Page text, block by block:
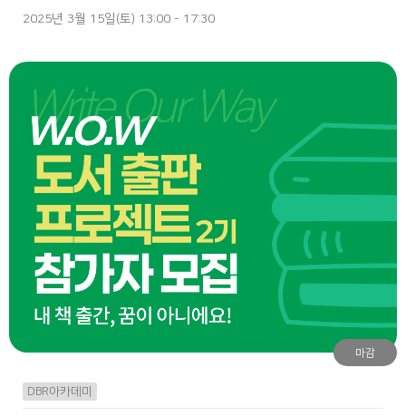
2025년 3월 15일(토) 13:00 - 17:30
마감
DBR아카데미